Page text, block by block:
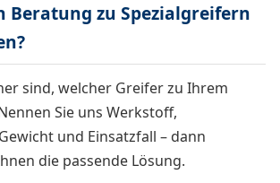
Beratung zu Spezialgreifern
sind, welcher Greifer zu Ihrem
Sie uns Werkstoff,
und Einsatzfall – dann
die passende Lösung.